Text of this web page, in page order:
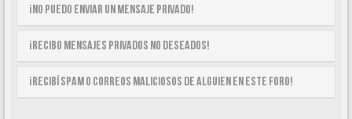
¡No puedo enviar un mensaje privado!
¡Recibo mensajes privados no deseados!
¡Recibí spam o correos maliciosos de alguien en este foro!